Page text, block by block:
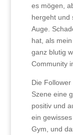
es mögen,
hergeht und
Auge.
hat, als
ganz blutig
Community
Die
Szene eine
positiv und
ein
Gym, und